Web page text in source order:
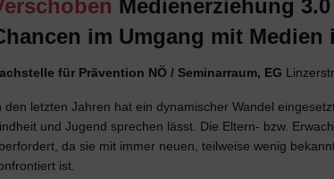
Medienerziehung
im Umgang mit
für Prävention NÖ / Seminarraum, EG
den letzten Jahren hat ein dynamischer Wandel
und Jugend sprechen lässt. Die Eltern- bzw.
da sie mit immer neuen, teilweise wenig
ist.